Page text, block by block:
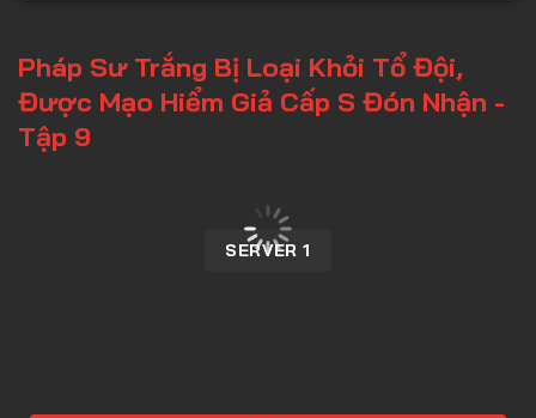
Pháp Sư Trắng Bị Loại Khỏi Tổ Đội,
Được Mạo Hiểm Giả Cấp S Đón Nhận -
Tập 9
SERVER 1